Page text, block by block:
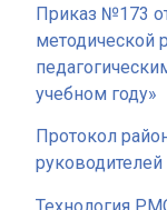
Приказ №173
методической
учебном году»
Протокол
Технология